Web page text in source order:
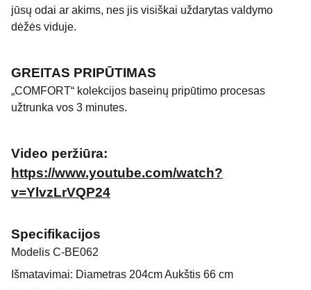
jūsų odai ar akims, nes jis visiškai uždarytas valdymo
dėžės viduje.
GREITAS PRIPŪTIMAS
„COMFORT“ kolekcijos baseinų pripūtimo procesas
užtrunka vos 3 minutes.
Video peržiūra:
https://www.youtube.com/watch?
v=YlvzLrVQP24
Specifikacijos
Modelis C-BE062
Išmatavimai: Diametras 204cm Aukštis 66 cm